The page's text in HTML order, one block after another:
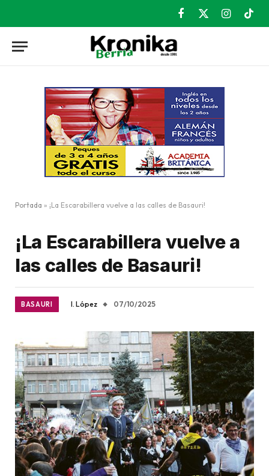
Facebook
X
Instagram
Portada » ¡La Escarabillera vuelve a las calles de Basauri!
¡La Escarabillera vuelve a
las calles de Basauri!
BASAURI I. López 07/10/2025